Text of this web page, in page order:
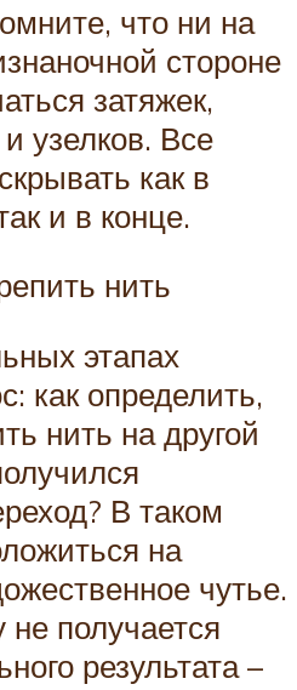
что ни на
стороне
затяжек,
узелков. Все
как в
и в конце.
нить
этапах
как определить,
нить на другой
В таком
на
чутье.
получается
результата –